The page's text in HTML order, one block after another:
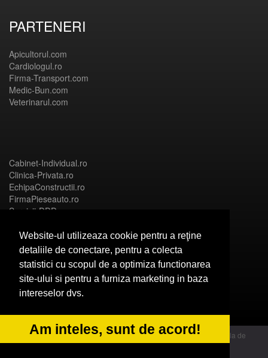
Website-ul utilizeaza cookie pentru a reţine
detaliile de conectare, pentru a colecta
statistici cu scopul de a optimiza functionarea
site-ului si pentru a furniza marketing in baza
intereselor dvs.
Am inteles, sunt de acord!
PARTENERI
Apicultorul.com
Cardiologul.ro
Firma-Transport.com
Medic-Bun.com
Veterinarul.com
Cabinet-Individual.ro
Clinica-Privata.ro
EchipaConstructii.ro
FirmaPieseauto.ro
Servicii-DDD.com
Birouri-Cadastru.ro
CramaVinuri.ro
FirmaTractariAuto.ro
© 2014 Powered by OdinMedia | este inscrisa la Autoritatea Nationala de